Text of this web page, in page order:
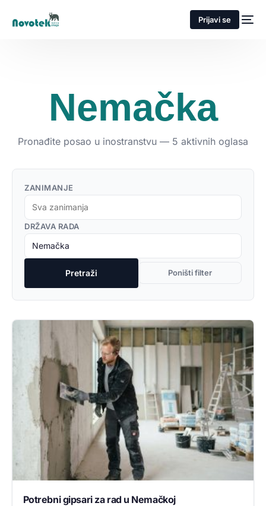
Prijavi se
Nemačka
Pronađite posao u inostranstvu — 5 aktivnih oglasa
ZANIMANJE
DRŽAVA RADA
Pretraži Poništi filter
Potrebni gipsari za rad u Nemačkoj